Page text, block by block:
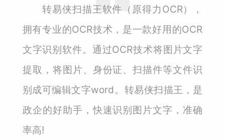
转易侠扫描王软件（原得力OCR），
拥有专业的OCR技术，是一款好用的OCR
文字识别软件。通过OCR技术将图片文字
提取，将图片、身份证、扫描件等文件识
别成可编辑文字word。转易侠扫描王，是
政企的好助手，快速识别图片文字，准确
率高!